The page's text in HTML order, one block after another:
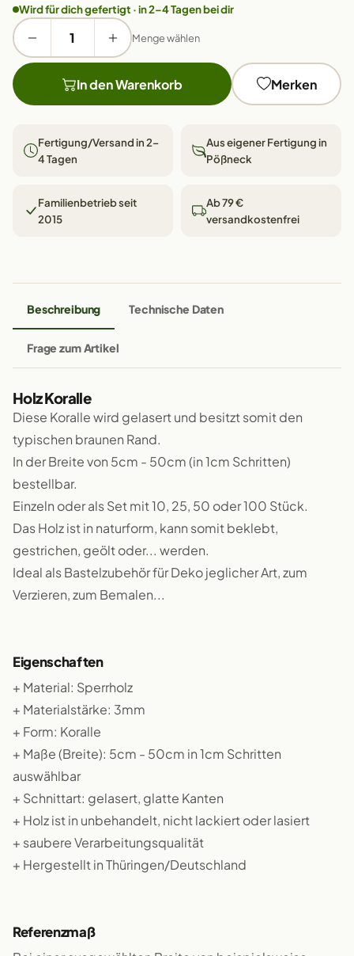
Wird für dich gefertigt · in 2–4 Tagen bei dir
Menge wählen
In den Warenkorb Merken
Fertigung/Versand in 2–
4 Tagen
Aus eigener Fertigung in
Pößneck
Familienbetrieb seit
2015
Ab 79 €
versandkostenfrei
Beschreibung Technische Daten
Frage zum Artikel
Holz Koralle
Diese Koralle wird gelasert und besitzt somit den
typischen braunen Rand.
In der Breite von 5cm - 50cm (in 1cm Schritten)
bestellbar.
Einzeln oder als Set mit 10, 25, 50 oder 100 Stück.
Das Holz ist in naturform, kann somit beklebt,
gestrichen, geölt oder... werden.
Ideal als Bastelzubehör für Deko jeglicher Art, zum
Verzieren, zum Bemalen...
Eigenschaften
+ Material: Sperrholz
+ Materialstärke: 3mm
+ Form: Koralle
+ Maße (Breite): 5cm - 50cm in 1cm Schritten
auswählbar
+ Schnittart: gelasert, glatte Kanten
+ Holz ist in unbehandelt, nicht lackiert oder lasiert
+ saubere Verarbeitungsqualität
+ Hergestellt in Thüringen/Deutschland
Referenzmaß